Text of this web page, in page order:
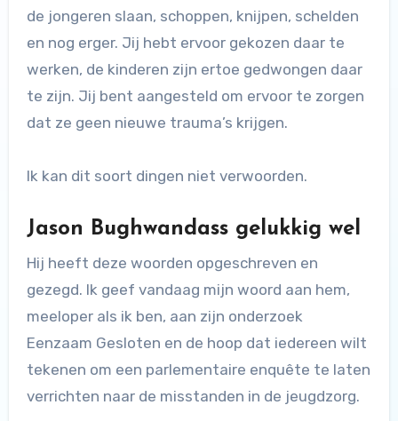
de jongeren slaan, schoppen, knijpen, schelden
en nog erger. Jij hebt ervoor gekozen daar te
werken, de kinderen zijn ertoe gedwongen daar
te zijn. Jij bent aangesteld om ervoor te zorgen
dat ze geen nieuwe trauma’s krijgen.
Ik kan dit soort dingen niet verwoorden.
Jason Bughwandass gelukkig wel
Hij heeft deze woorden opgeschreven en
gezegd. Ik geef vandaag mijn woord aan hem,
meeloper als ik ben, aan zijn onderzoek
Eenzaam Gesloten en de hoop dat iedereen wilt
tekenen om een parlementaire enquête te laten
verrichten naar de misstanden in de jeugdzorg.